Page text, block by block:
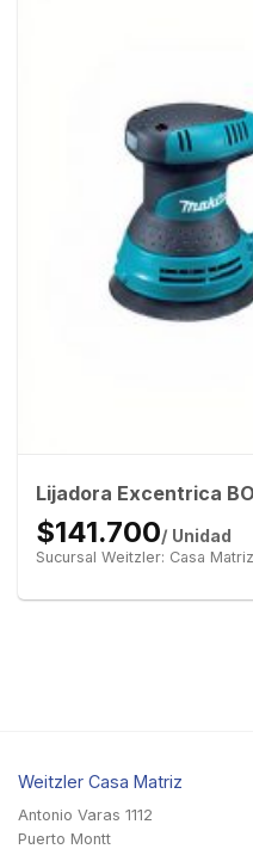
Lijadora Excentrica
$141.700/ Unidad
Sucursal Weitzler: Casa Matriz
Weitzler Casa Matriz
Antonio Varas 1112
Puerto Montt